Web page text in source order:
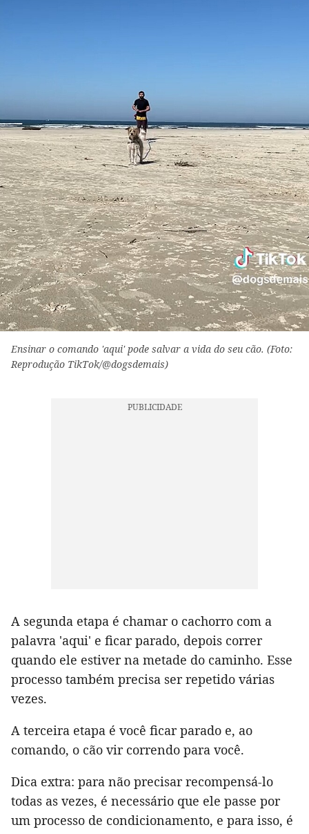
Ensinar o comando 'aqui' pode salvar a vida do seu cão. (Foto:
Reprodução TikTok/@dogsdemais)
A segunda etapa é chamar o cachorro com a
palavra 'aqui' e ficar parado, depois correr
quando ele estiver na metade do caminho. Esse
processo também precisa ser repetido várias
vezes.
A terceira etapa é você ficar parado e, ao
comando, o cão vir correndo para você.
Dica extra: para não precisar recompensá-lo
todas as vezes, é necessário que ele passe por
um processo de condicionamento, e para isso, é